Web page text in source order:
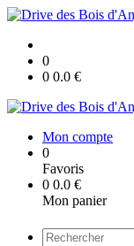
0
0 0.0 €
Mon compte
0
Favoris
0 0.0 €
Mon panier